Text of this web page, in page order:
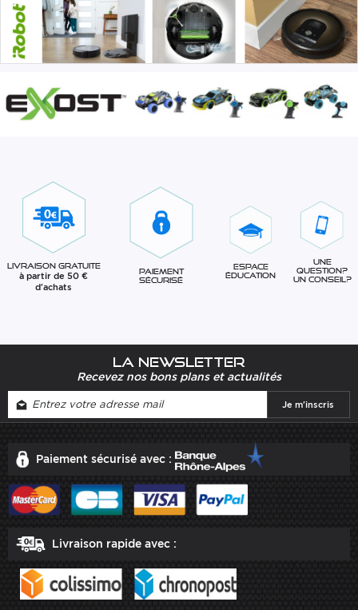
Livraison gratuite
à partir de 50 €
d'achats
Paiement
sécurisé
Espace
éducation
Une
question?
Un conseil?
La newsletter
Recevez nos bons plans et actualités
Paiement sécurisé avec :
Livraison rapide avec :